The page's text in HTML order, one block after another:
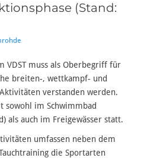
(Stand:
VDST muss als Oberbegriff für
breiten-, wettkampf- und
verstanden werden.
sowohl im Schwimmbad
als auch im Freigewässer statt.
umfassen neben dem
die Sportarten